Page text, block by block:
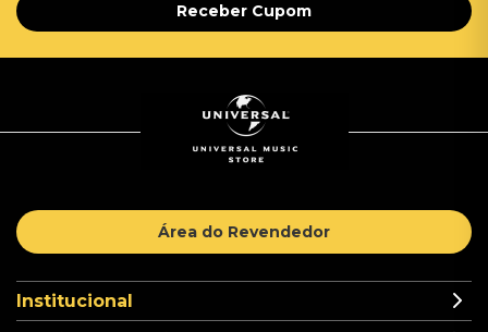
Receber Cupom
Área do Revendedor
Institucional